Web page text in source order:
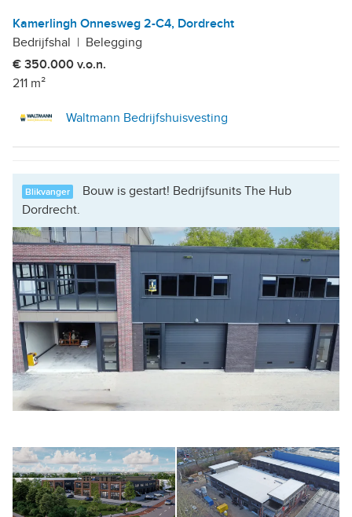
Kamerlingh Onnesweg 2-C4, Dordrecht
Bedrijfshal | Belegging
€ 350.000 v.o.n.
211 m²
Waltmann Bedrijfshuisvesting
Blikvanger
Bouw is gestart! Bedrijfsunits The Hub
Dordrecht.